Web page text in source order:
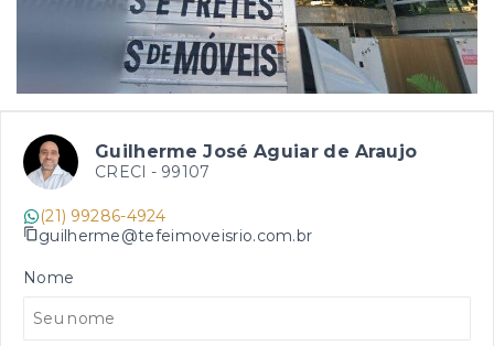
Guilherme José Aguiar de Araujo
CRECI - 99107
(21) 99286-4924
guilherme@tefeimoveisrio.com.br
Nome